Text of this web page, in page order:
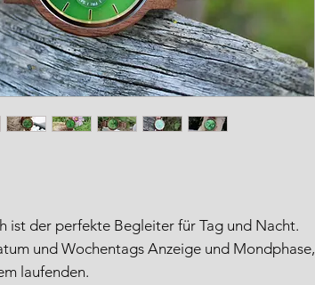
ist der perfekte Begleiter für Tag und Nacht.
und Wochentags Anzeige und Mondphase,
laufenden.